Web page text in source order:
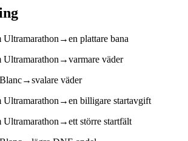
Ultramarathon →en plattare bana
Ultramarathon →varmare väder
→svalare väder
Ultramarathon →en billigare startavgift
Ultramarathon →ett större startfält